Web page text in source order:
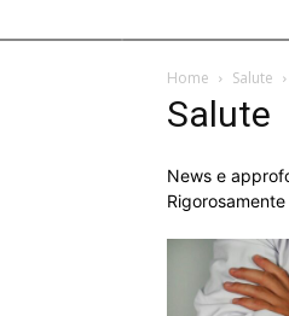
Home Salute
Salute
News e